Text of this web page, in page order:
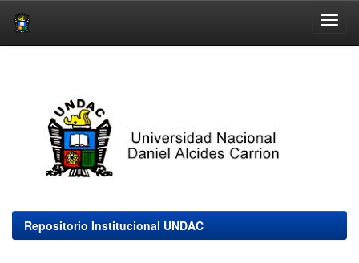
Repositorio Institucional UNDAC